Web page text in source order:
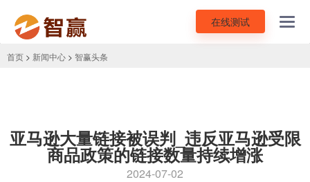
在线测试
首页 > 新闻中心 > 智赢头条
亚马逊大量链接被误判_违反亚马逊受限
商品政策的链接数量持续增涨
2024-07-02